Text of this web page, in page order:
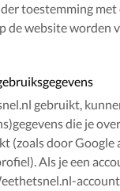
toestemming
de website worden
gebruikt,
die je
(zoals door
Als je een